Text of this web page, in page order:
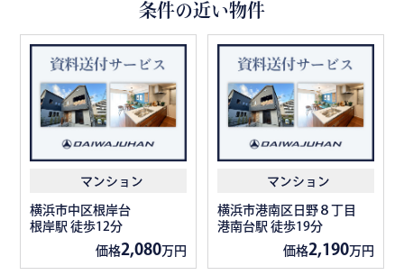
条件の近い物件
マンション
横浜市中区根岸台
根岸駅 徒歩12分
価格2,080万円
マンション
横浜市港南区日野８丁目
港南台駅 徒歩19分
価格2,190万円